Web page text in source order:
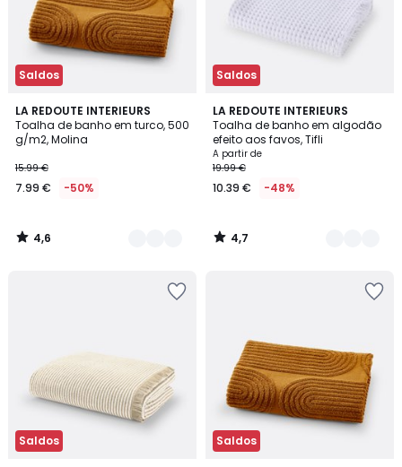
Saldos
LA REDOUTE INTERIEURS
Toalha de banho em turco, 500
g/m2, Molina
15.99 €
7.99 € -50%
4,6
/ 5
5
Cores
4,6
/
Saldos
LA REDOUTE INTERIEURS
Toalha de banho em algodão
efeito aos favos, Tifli
A partir de
19.99 €
10.39 € -48%
4,7
/ 5
6
Cores
4,7
/
Saldos Saldos